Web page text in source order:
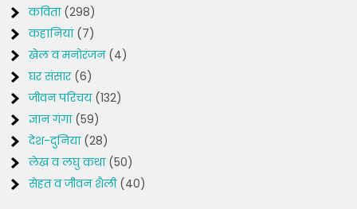
कविता(298)
कहानियां(7)
खेल व मनोरंजन(4)
घर संसार(6)
जीवन परिचय(132)
ज्ञान गंगा(59)
देश-दुनिया(28)
लेख व लघु कथा(50)
सेहत व जीवन शैली(40)